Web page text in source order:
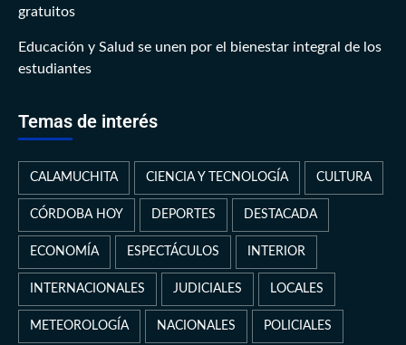
gratuitos
Educación y Salud se unen por el bienestar integral de los
estudiantes
Temas de interés
CALAMUCHITA CIENCIA Y TECNOLOGÍA CULTURA
CÓRDOBA HOY DEPORTES DESTACADA
ECONOMÍA ESPECTÁCULOS INTERIOR
INTERNACIONALES JUDICIALES LOCALES
METEOROLOGÍA NACIONALES POLICIALES